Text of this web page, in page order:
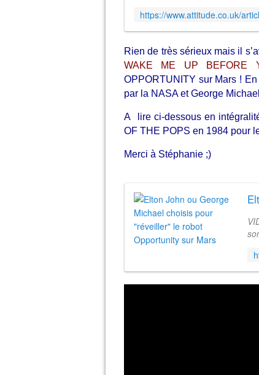
Rien de très sérieux mais il
WAKE ME UP BEFORE
OPPORTUNITY sur Mars !
par la NASA et George
A lire ci-dessous en
OF THE POPS en 1984 pour
Merci à Stéphanie ;)